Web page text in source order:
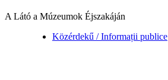
A Látó a Múzeumok Éjszakáján
Közérdekű / Informații publice